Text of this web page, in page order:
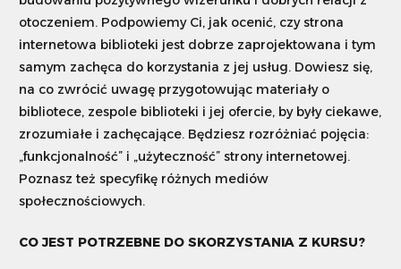
otoczeniem. Podpowiemy Ci, jak ocenić, czy strona
internetowa biblioteki jest dobrze zaprojektowana i tym
samym zachęca do korzystania z jej usług. Dowiesz się,
na co zwrócić uwagę przygotowując materiały o
bibliotece, zespole biblioteki i jej ofercie, by były ciekawe,
zrozumiałe i zachęcające. Będziesz rozróżniać pojęcia:
„funkcjonalność” i „użyteczność” strony internetowej.
Poznasz też specyfikę różnych mediów
społecznościowych.
CO JEST POTRZEBNE DO SKORZYSTANIA Z KURSU?